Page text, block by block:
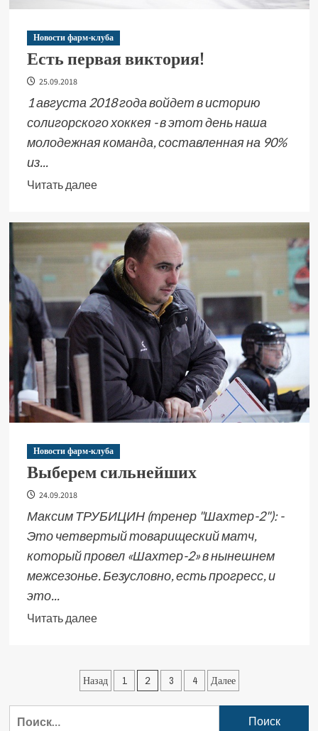
Новости фарм-клуба
Есть первая виктория!
25.09.2018
1 августа 2018 года войдет в историю
солигорского хоккея - в этот день наша
молодежная команда, составленная на 90%
из...
Читать далее
Новости фарм-клуба
Выберем сильнейших
24.09.2018
Максим ТРУБИЦИН (тренер "Шахтер-2"): -
Это четвертый товарищеский матч,
который провел «Шахтер-2» в нынешнем
межсезонье. Безусловно, есть прогресс, и
это...
Читать далее
Назад 1 2 3 4 Далее